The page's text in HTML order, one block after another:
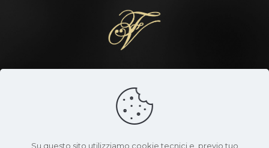
Effugere non potes necessitates potes vincere
- Seneca -
Cookie policy
Su questo sito utilizziamo cookie tecnici e, previo tuo